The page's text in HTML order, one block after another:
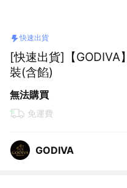
快速出貨
[快速出貨]【GODIVA
裝(含餡)
無法購買
免運費
GODIVA